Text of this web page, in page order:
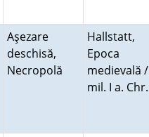
Aşezare
deschisă,
Necropolă
Hallstatt,
Epoca
medievală /
mil. I a. Chr.